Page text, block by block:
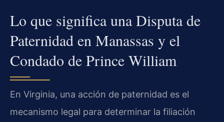
Lo que significa una Disputa de
Paternidad en Manassas y el
Condado de Prince William
En Virginia, una acción de paternidad es el
mecanismo legal para determinar la filiación